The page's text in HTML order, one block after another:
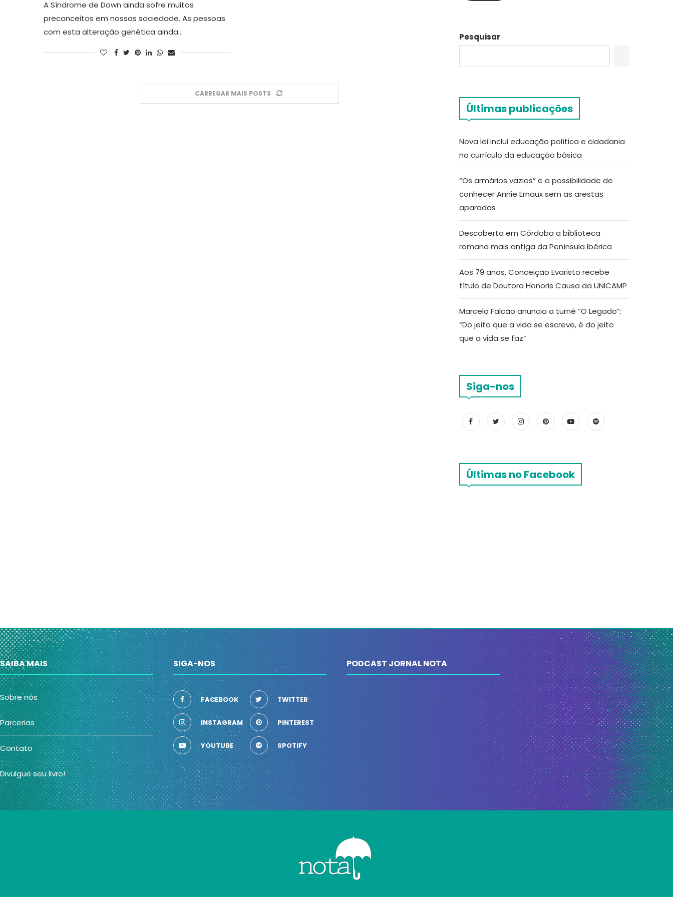
A Síndrome de Down ainda sofre muitos
preconceitos em nossas sociedade. As pessoas
com esta alteração genética ainda…
CARREGAR MAIS POSTS
Pesquisar
Últimas publicações
Nova lei inclui educação política e cidadania
no currículo da educação básica
“Os armários vazios” e a possibilidade de
conhecer Annie Ernaux sem as arestas
aparadas
Descoberta em Córdoba a biblioteca
romana mais antiga da Península Ibérica
Aos 79 anos, Conceição Evaristo recebe
título de Doutora Honoris Causa da UNICAMP
Marcelo Falcão anuncia a turnê “O Legado”:
“Do jeito que a vida se escreve, é do jeito
que a vida se faz”
Siga-nos
Últimas no Facebook
SAIBA MAIS
Sobre nós
Parcerias
Contato
Divulgue seu livro!
SIGA-NOS
FACEBOOK TWITTER
INSTAGRAM PINTEREST
YOUTUBE SPOTIFY
PODCAST JORNAL NOTA